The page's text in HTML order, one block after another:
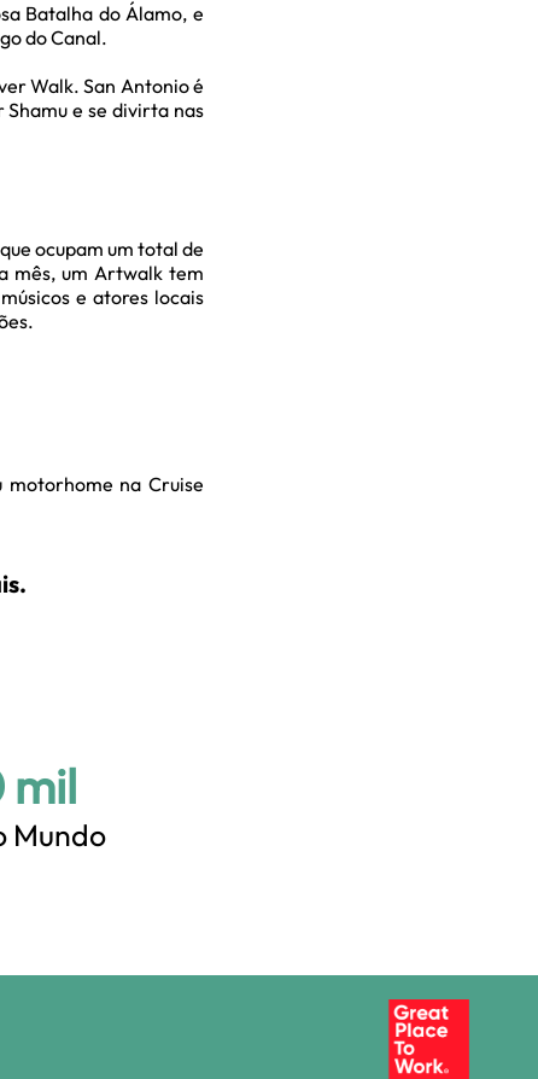
Batalha do Álamo, e
do Canal.
Walk. San Antonio é
e se divirta nas
ocupam um total de
mês, um Artwalk tem
e atores locais
motorhome na Cruise
mil
Mundo